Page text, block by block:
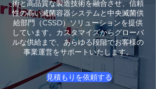
術と高品質な製造技術を融合させ、信頼
性の高い滅菌容器システムと中央滅菌供
給部門（CSSD）ソリューションを提供
しています。カスタマイズからグローバ
ルな供給まで、あらゆる段階でお客様の
事業運営をサポートいたします。
見積もりを依頼する